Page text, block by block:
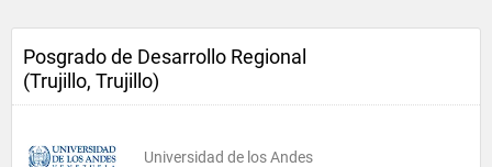
Posgrado de Desarrollo Regional
(Trujillo, Trujillo)
Universidad de los Andes